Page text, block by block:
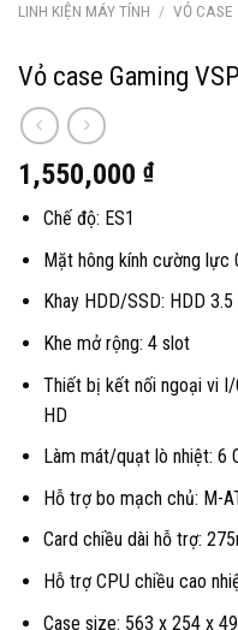
LINH KIỆN MÁY TÍNH / VỎ CASE
Vỏ case Gaming
1,550,000 ₫
Chế độ: ES1
Mặt hông kính cường lực
Khay HDD/SSD: HDD
Khe mở rộng: 4 slot
Thiết bị kết nối ngoại vi I/
HD
Làm mát/quạt lò nhiệt: 6
Hỗ trợ bo mạch chủ: M-
Card chiều dài hỗ trợ:
Hỗ trợ CPU chiều cao
Case size: 563 x 254 x